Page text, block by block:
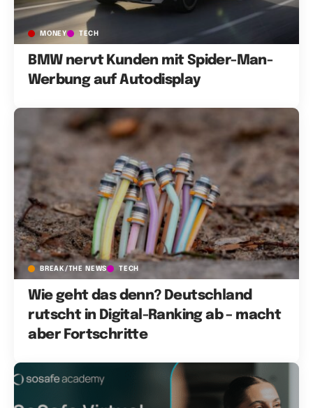
MONEY TECH
BMW nervt Kunden mit Spider-Man-
Werbung auf Autodisplay
BREAK/THE NEWS TECH
Wie geht das denn? Deutschland
rutscht in Digital-Ranking ab – macht
aber Fortschritte